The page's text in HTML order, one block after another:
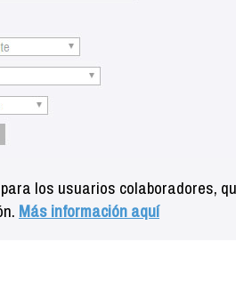
los usuarios colaboradores,
Más información aquí